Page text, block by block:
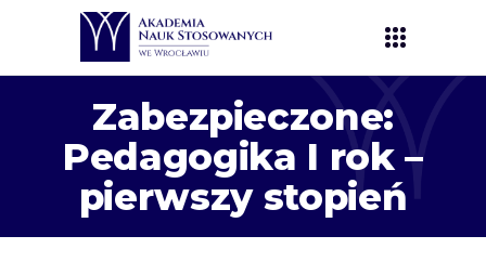
Zabezpieczone:
Pedagogika I rok –
pierwszy stopień